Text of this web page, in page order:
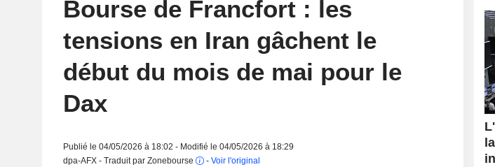
Bourse de Francfort : les
tensions en Iran gâchent le
début du mois de mai pour le
Dax
Publié le 04/05/2026 à 18:02 - Modifié le 04/05/2026 à 18:29
dpa-AFX - Traduit par Zonebourse
- Voir l'original